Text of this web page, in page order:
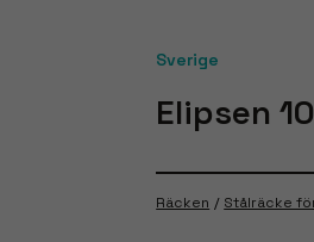
Sverige
Elipsen 10
Räcken Stålräcke